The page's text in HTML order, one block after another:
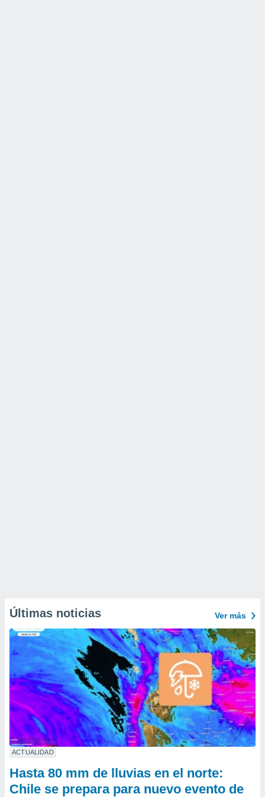
Últimas noticias Ver más
ACTUALIDAD
Hasta 80 mm de lluvias en el norte:
Chile se prepara para nuevo evento de